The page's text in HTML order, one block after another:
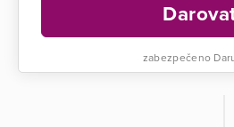
zabezpečeno